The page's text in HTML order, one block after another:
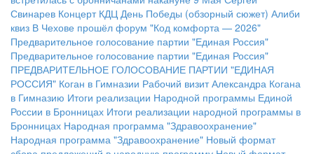
Свинарев Концерт КДЦ День Победы (обзорный сюжет) Алиби
квиз В Чехове прошёл форум "Код комфорта — 2026"
Предварительное голосование партии "Единая Россия"
Предварительное голосование партии "Единая Россия"
ПРЕДВАРИТЕЛЬНОЕ ГОЛОСОВАНИЕ ПАРТИИ "ЕДИНАЯ
РОССИЯ" Коган в Гимназии Рабочий визит Александра Когана
в Гимназию Итоги реализации Народной программы Единой
России в Бронницах Итоги реализации народной программы в
Бронницах Народная программа "Здравоохранение"
Народная программа "Здравоохранение" Новый формат